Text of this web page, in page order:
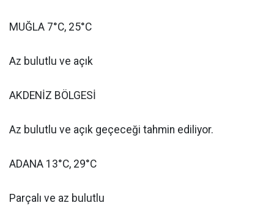
MUĞLA 7°C, 25°C
Az bulutlu ve açık
AKDENİZ BÖLGESİ
Az bulutlu ve açık geçeceği tahmin ediliyor.
ADANA 13°C, 29°C
Parçalı ve az bulutlu